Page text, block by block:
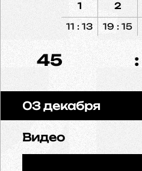
1
11 : 13
2
19 : 15
45 :
03 декабря
Видео